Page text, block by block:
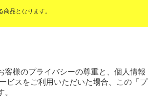
品となります。
様のプライバシーの尊重と、個人情報
ビスをご利用いただいた場合、この「プ